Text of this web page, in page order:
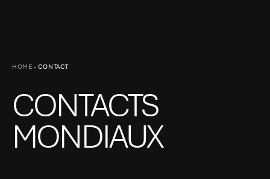
HOME - CONTACT
CONTACTS
MONDIAUX